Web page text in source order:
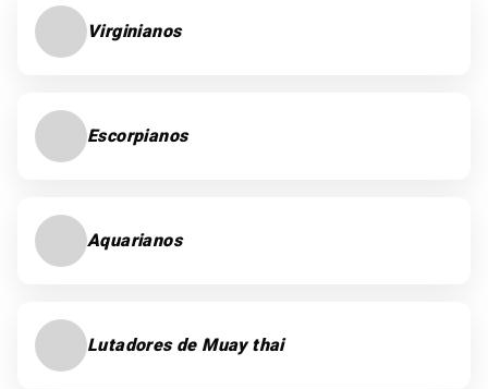
Virginianos
Escorpianos
Aquarianos
Lutadores de Muay thai